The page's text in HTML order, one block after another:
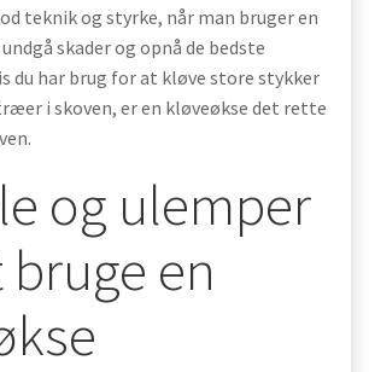
teknik og styrke, når man bruger en
skader og opnå de bedste
du har brug for at kløve store stykker
i skoven, er en kløveøkse det rette
og ulemper
en